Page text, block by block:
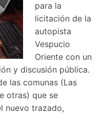
para la
licitación de la
autopista
Vespucio
Oriente con un
y discusión pública.
las comunas (Las
otras) que se
nuevo trazado,